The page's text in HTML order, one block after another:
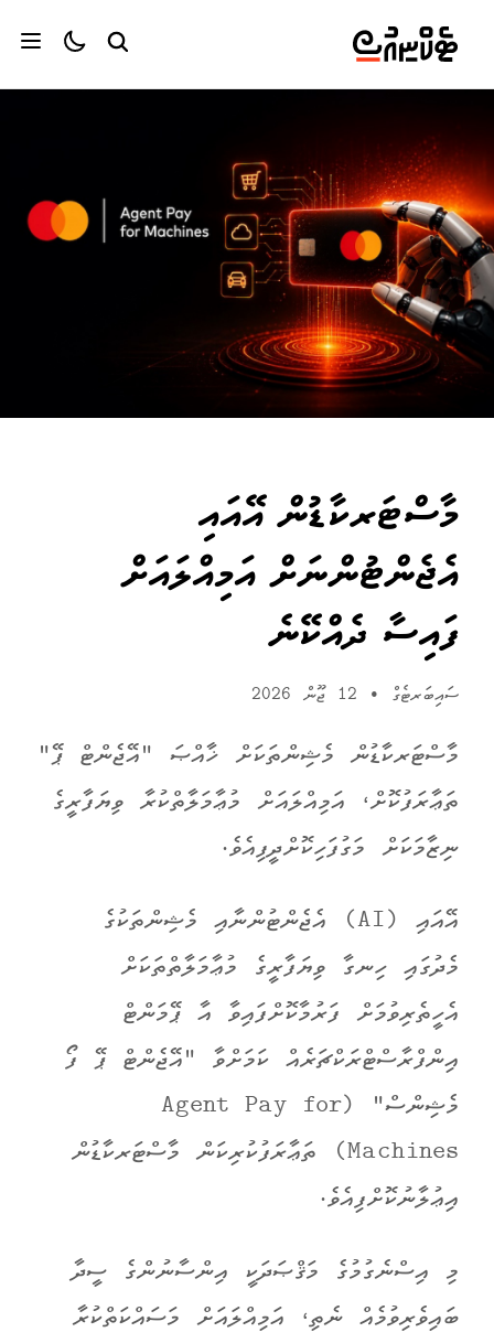
މާސްޓަރކާޑުން އޭއައި
އެޖެންޓުންނަށް އަމިއްލައަށް
ފައިސާ ދެއްކޭނެ
ސައިބަރޓެގް •
މާސްޓަރކާޑުން މެޝިންތަކަށް ޚާއްޞަ "އޭޖެންޓް ޕޭ"
ތަޢާރަފުކޮށް، އަމިއްލައަށް މުޢާމަލާތްކުރާ ވިޔަފާރީގެ
ނިޒާމަކަށް މަގުފަހިކޮށްދީފިއެވެ.
އޭއައި (AI) އެޖެންޓުންނާއި މެޝިންތަކުގެ
މެދުގައި ހިނގާ ވިޔަފާރީގެ މުޢާމަލާތްތަކަށް
އެހީތެރިވުމަށް ފަރުމާކޮށްފައިވާ އާ ޕޭމަންޓް
އިންފްރާސްޓްރަކްޗަރެއް ކަމަށްވާ "އޭޖެންޓް ޕޭ ފޯ
މެޝިންސް" (Agent Pay for
Machines) ތަޢާރަފުކުރިކަން މާސްޓަރކާޑުން
އިޢުލާނުކޮށްފިއެވެ.
މި އިސްނެގުމުގެ މަޤްޞަދަކީ އިންސާނުންގެ ސީދާ
ބައިވެރިވުމެއް ނެތި، އަމިއްލައަށް މަސައްކަތްކުރާ